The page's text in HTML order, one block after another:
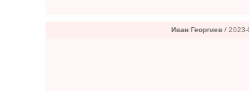
Иван Георгиев / 2023-